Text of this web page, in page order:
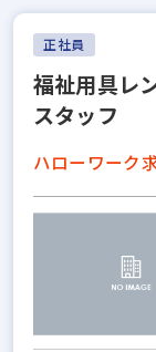
正社員
福祉用具レ
スタッフ
ハローワーク